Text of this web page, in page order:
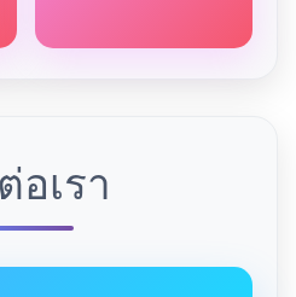
อเรา